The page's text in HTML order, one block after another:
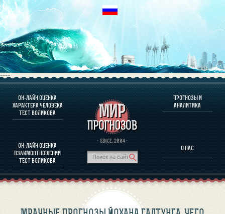
----
ОН-ЛАЙН ОЦЕНКА
ХАРАКТЕРА ЧЕЛОВЕКА
ТЕСТ ВОЛИКОВА
ОН-ЛАЙН ОЦЕНКА
ВЗАИМООТНОШЕНИЙ
ТЕСТ ВОЛИКОВА
· SINCE. 2004 ·
ПРОГНОЗЫ И
АНАЛИТИКА
О НАС
О ПРОГРАММЕ
ОЦЕНКА ХАРАКТЕРA ЧЕЛОВЕКА
ОЦЕНКА ХАРАКТЕРА ВЫДАЮЩИХСЯ ЛИЧНОСТЕЙ
О ПРОГРАММЕ
ПРОГНОЗЫ И АНАЛИТИКА